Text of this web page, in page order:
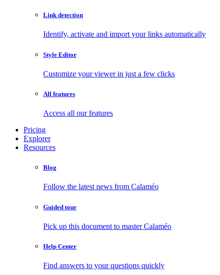
Link detection
Identify, activate and import your links automatically
Style Editor
Customize your viewer in just a few clicks
All features
Access all our features
Pricing
Explorer
Resources
Blog
Follow the latest news from Calaméo
Guided tour
Pick up this document to master Calaméo
Help Center
Find answers to your questions quickly